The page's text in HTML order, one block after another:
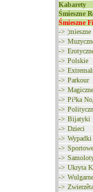
Kabarety
Śmieszne
Śmieszne
-> ¦mieszne
->
->
-> Polskie
->
-> Parkour
-> Magiczne
-> Pi³ka
->
-> Bijatyki
-> Dzieci
-> Wypadki
-> Sportowe
->
-> Ukryta
-> Wulgarne
-> Zwierzêta